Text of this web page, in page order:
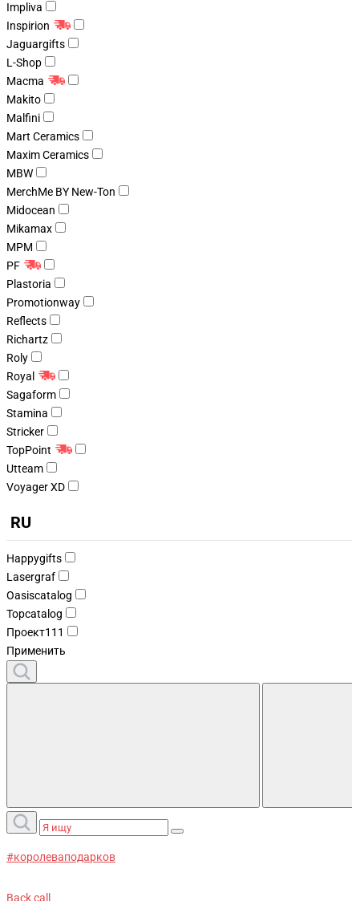
Impliva
Inspirion
Jaguargifts
L-Shop
Macma
Makito
Malfini
Mart Ceramics
Maxim Ceramics
MBW
MerchMe BY New-Ton
Midocean
Mikamax
MPM
PF
Plastoria
Promotionway
Reflects
Richartz
Roly
Royal
Sagaform
Stamina
Stricker
TopPoint
Utteam
Voyager XD
RU
Happygifts
Lasergraf
Oasiscatalog
Topcatalog
Проект111
Применить
#королеваподарков
Back call